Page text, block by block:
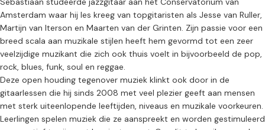
Amsterdam waar hij les kreeg van topgitaristen als Jesse van Ruller,
Martijn van Iterson en Maarten van der Grinten. Zijn passie voor een
breed scala aan muzikale stijlen heeft hem gevormd tot een zeer
veelzijdige muzikant die zich ook thuis voelt in bijvoorbeeld de pop,
rock, blues, funk, soul en reggae.
Deze open houding tegenover muziek klinkt ook door in de
gitaarlessen die hij sinds 2008 met veel plezier geeft aan mensen
met sterk uiteenlopende leeftijden, niveaus en muzikale voorkeuren.
Leerlingen spelen muziek die ze aanspreekt en worden gestimuleerd